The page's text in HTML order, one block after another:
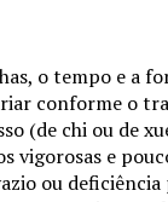
o tempo e a
conforme o
(de chi ou de
vigorosas e
ou